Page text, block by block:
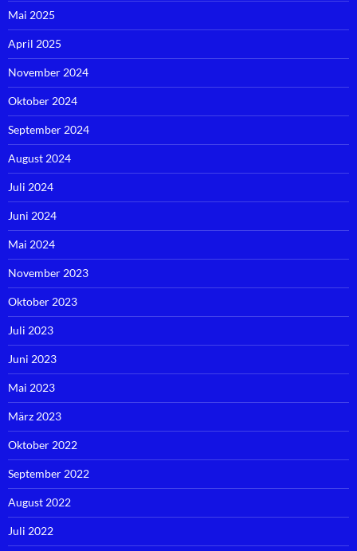
Mai 2025
April 2025
November 2024
Oktober 2024
September 2024
August 2024
Juli 2024
Juni 2024
Mai 2024
November 2023
Oktober 2023
Juli 2023
Juni 2023
Mai 2023
März 2023
Oktober 2022
September 2022
August 2022
Juli 2022